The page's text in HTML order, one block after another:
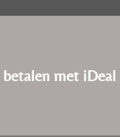
met iDeal